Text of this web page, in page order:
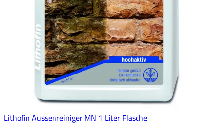
Lithofin Aussenreiniger MN 1 Liter Flasche